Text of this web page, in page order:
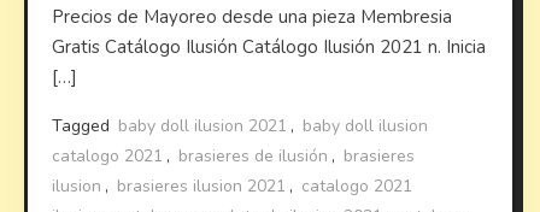
Precios de Mayoreo desde una pieza Membresia
Gratis Catálogo Ilusión Catálogo Ilusión 2021 n. Inicia
[…]
Tagged baby doll ilusion 2021 , baby doll ilusion
catalogo 2021 , brasieres de ilusión , brasieres
ilusion , brasieres ilusion 2021 , catalogo 2021